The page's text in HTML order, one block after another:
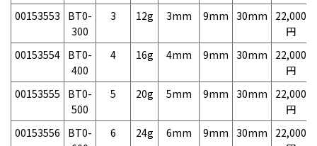
00153553
BT0-
300
3 12g 3mm 9mm 30mm
22,000
円
00153554 BT0-
400
4 16g 4mm 9mm 30mm
22,000
円
00153555
BT0-
500
5 20g 5mm 9mm 30mm
22,000
円
00153556
BT0-
6 24g 6mm 9mm 30mm
22,000